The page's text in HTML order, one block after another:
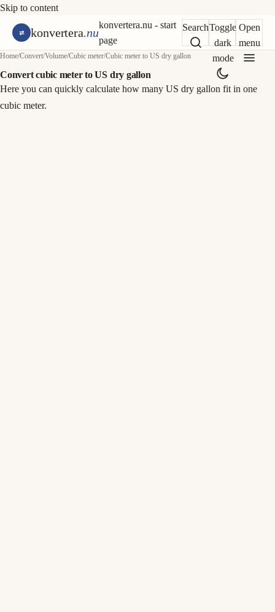
Skip to content
konvertera.nu
konvertera.nu - start
page
SearchToggle
dark
mode
Open
menu
Home/Convert/Volume/Cubic meter/Cubic meter to US dry gallon
Convert cubic meter to US dry gallon
Here you can quickly calculate how many US dry gallon fit in one
cubic meter.